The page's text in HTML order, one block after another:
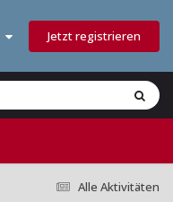
Jetzt registrieren
Alle Aktivitäten